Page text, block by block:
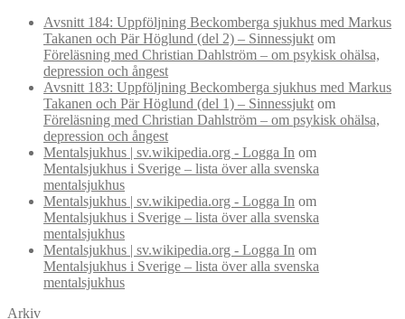
Avsnitt 184: Uppföljning Beckomberga sjukhus med Markus
Takanen och Pär Höglund (del 2) – Sinnessjukt om
Föreläsning med Christian Dahlström – om psykisk ohälsa,
depression och ångest
Avsnitt 183: Uppföljning Beckomberga sjukhus med Markus
Takanen och Pär Höglund (del 1) – Sinnessjukt om
Föreläsning med Christian Dahlström – om psykisk ohälsa,
depression och ångest
Mentalsjukhus | sv.wikipedia.org - Logga In om
Mentalsjukhus i Sverige – lista över alla svenska
mentalsjukhus
Mentalsjukhus | sv.wikipedia.org - Logga In om
Mentalsjukhus i Sverige – lista över alla svenska
mentalsjukhus
Mentalsjukhus | sv.wikipedia.org - Logga In om
Mentalsjukhus i Sverige – lista över alla svenska
mentalsjukhus
Arkiv